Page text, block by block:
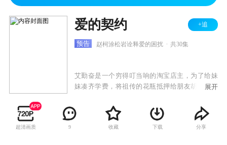
爱的契约 +追
预告 赵柯涂松岩诠释爱的困扰 共30集
艾勤奋是一个穷得叮当响的淘宝店主，为了给妹
妹凑齐学费，将祖传的花瓶抵押给朋友胡光子，
钱霏霏撞成了重伤。钱霏霏是4S店的销售经理、
女强人，未婚夫周展名借她的钱炒股，令本来就
因筹备婚礼而拮据不堪的钱霏霏捉襟见肘。幸好
展开
超清画质 9 收藏 下载 分享